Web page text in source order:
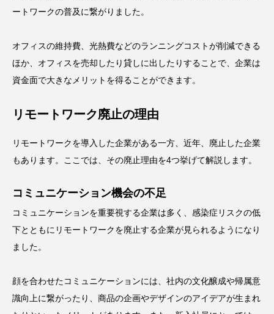
ートワークの普及に繋がりました。
オフィスの維持費、光熱費などのランニングコストが削減できる
ほか、オフィスを売却したり貸しに出したりすることで、企業は
資金面で大きなメリットを得ることができます。
リモートワーク廃止の理由
リモートワークを導入した企業がある一方、近年、廃止した企業
もあります。ここでは、その廃止理由を4つ挙げて解説します。
コミュニケーション機会の不足
コミュニケーションを重要視する企業は多く、感染症リスクの低
下とともにリモートワークを廃止する企業が見られるようになり
ました。
顔を合わせたコミュニケーションには、社内の文化醸成や帰属意
識向上に繋がったり、商品の企画やデザインのアイデアが生まれ